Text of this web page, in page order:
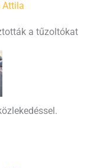
Attila
a tűzoltókat